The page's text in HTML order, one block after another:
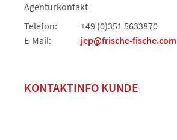
Agenturkontakt
Telefon:
+49 (0)351 5633870
E-Mail:
jep@frische-fische.com
KONTAKTINFO KUNDE